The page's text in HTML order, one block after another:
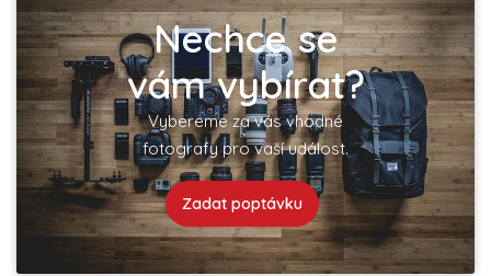
Nechce se
vám vybírat?
Vybereme za vás vhodné
fotografy pro vaší událost.
Zadat poptávku